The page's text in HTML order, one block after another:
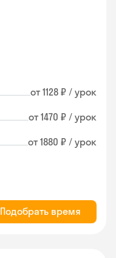
от 1128 ₽ / урок
от 1470 ₽ / урок
от 1880 ₽ / урок
Подобрать время